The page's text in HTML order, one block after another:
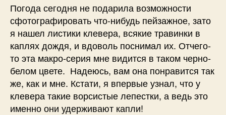
Погода сегодня не подарила возможности
сфотографировать что-нибудь пейзажное, зато
я нашел листики клевера, всякие травинки в
каплях дождя, и вдоволь поснимал их. Отчего-
то эта макро-серия мне видится в таком черно-
белом цвете. Надеюсь, вам она понравится так
же, как и мне. Кстати, я впервые узнал, что у
клевера такие ворсистые лепестки, а ведь это
именно они удерживают капли!